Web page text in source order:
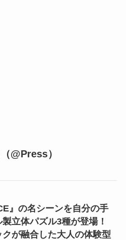
@Press）
』の名シーンを自分の手
立体パズル3種が登場！
が融合した大人の体験型